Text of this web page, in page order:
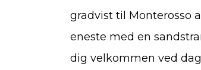
gradvist til Monterosso
eneste med en
dig velkommen ved